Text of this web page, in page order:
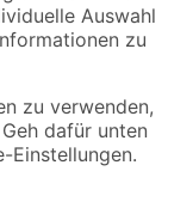
Angebote sind unter
Verfügbarkeiten beziehen